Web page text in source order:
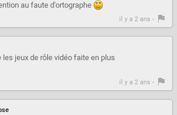
au faute d'ortographe
il y a 2 ans -
les jeux de rôle vidéo faite en plus
il y a 2 ans -